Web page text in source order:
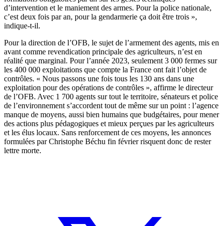
d’intervention et le maniement des armes. Pour la police nationale,
c’est deux fois par an, pour la gendarmerie ça doit être trois »,
indique-t-il.
Pour la direction de l’OFB, le sujet de l’armement des agents, mis en
avant comme revendication principale des agriculteurs, n’est en
réalité que marginal. Pour l’année 2023, seulement 3 000 fermes sur
les 400 000 exploitations que compte la France ont fait l’objet de
contrôles. « Nous passons une fois tous les 130 ans dans une
exploitation pour des opérations de contrôles », affirme le directeur
de l’OFB. Avec 1 700 agents sur tout le territoire, sénateurs et police
de l’environnement s’accordent tout de même sur un point : l’agence
manque de moyens, aussi bien humains que budgétaires, pour mener
des actions plus pédagogiques et mieux perçues par les agriculteurs
et les élus locaux. Sans renforcement de ces moyens, les annonces
formulées par Christophe Béchu fin février risquent donc de rester
lettre morte.